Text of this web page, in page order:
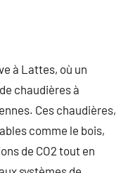
à Lattes, où un
chaudières à
Ces chaudières,
comme le bois,
de CO2 tout en